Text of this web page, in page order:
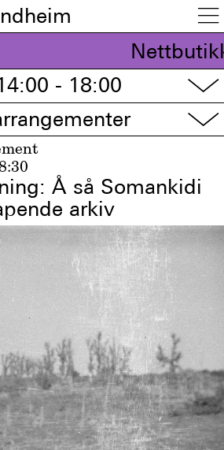

Nettbutikk
- 18:00
▽
▽
Å så Somankidi
arkiv